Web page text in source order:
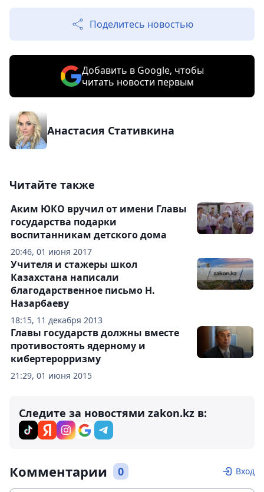
Поделитесь новостью
Добавить в Google, чтобы
читать новости первым
Анастасия Стативкина
Читайте также
20:46, 01 июня 2017
Аким ЮКО вручил от имени Главы
государства подарки
воспитанникам детского дома
18:15, 11 декабря 2013
Учителя и стажеры школ
Казахстана написали
благодарственное письмо Н.
Назарбаеву
21:29, 01 июня 2015
Главы государств должны вместе
противостоять ядерному и
кибертерорризму
Следите за новостями zakon.kz в:
Комментарии 0 Вход